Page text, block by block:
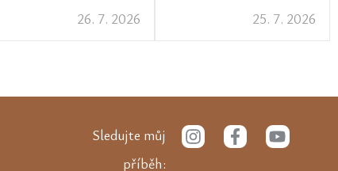
26. 7. 2026 25. 7. 2026
Sledujte můj
příběh:
I
n
F
a
Y
o